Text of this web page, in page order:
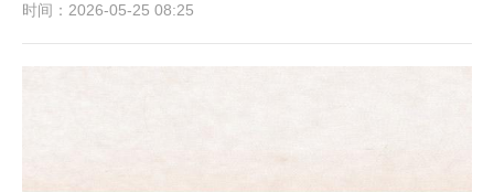
时间：2026-05-25 08:25